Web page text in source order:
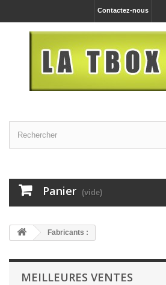
Contactez-nous
Panier (vide)
Fabricants :
MEILLEURES VENTES